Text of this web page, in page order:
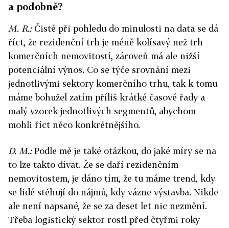
a podobně?
M. R.:Čistě při pohledu do minulosti na data se dá
říct, že rezidenční trh je méně kolísavý než trh
komerčních nemovitostí, zároveň má ale nižší
potenciální výnos. Co se týče srovnání mezi
jednotlivými sektory komerčního trhu, tak k tomu
máme bohužel zatím příliš krátké časové řady a
malý vzorek jednotlivých segmentů, abychom
mohli říct něco konkrétnějšího.
D. M.:Podle mě je také otázkou, do jaké míry se na
to lze takto dívat. Že se daří rezidenčním
nemovitostem, je dáno tím, že tu máme trend, kdy
se lidé stěhují do nájmů, kdy vázne výstavba. Nikde
ale není napsané, že se za deset let nic nezmění.
Třeba logistický sektor rostl před čtyřmi roky